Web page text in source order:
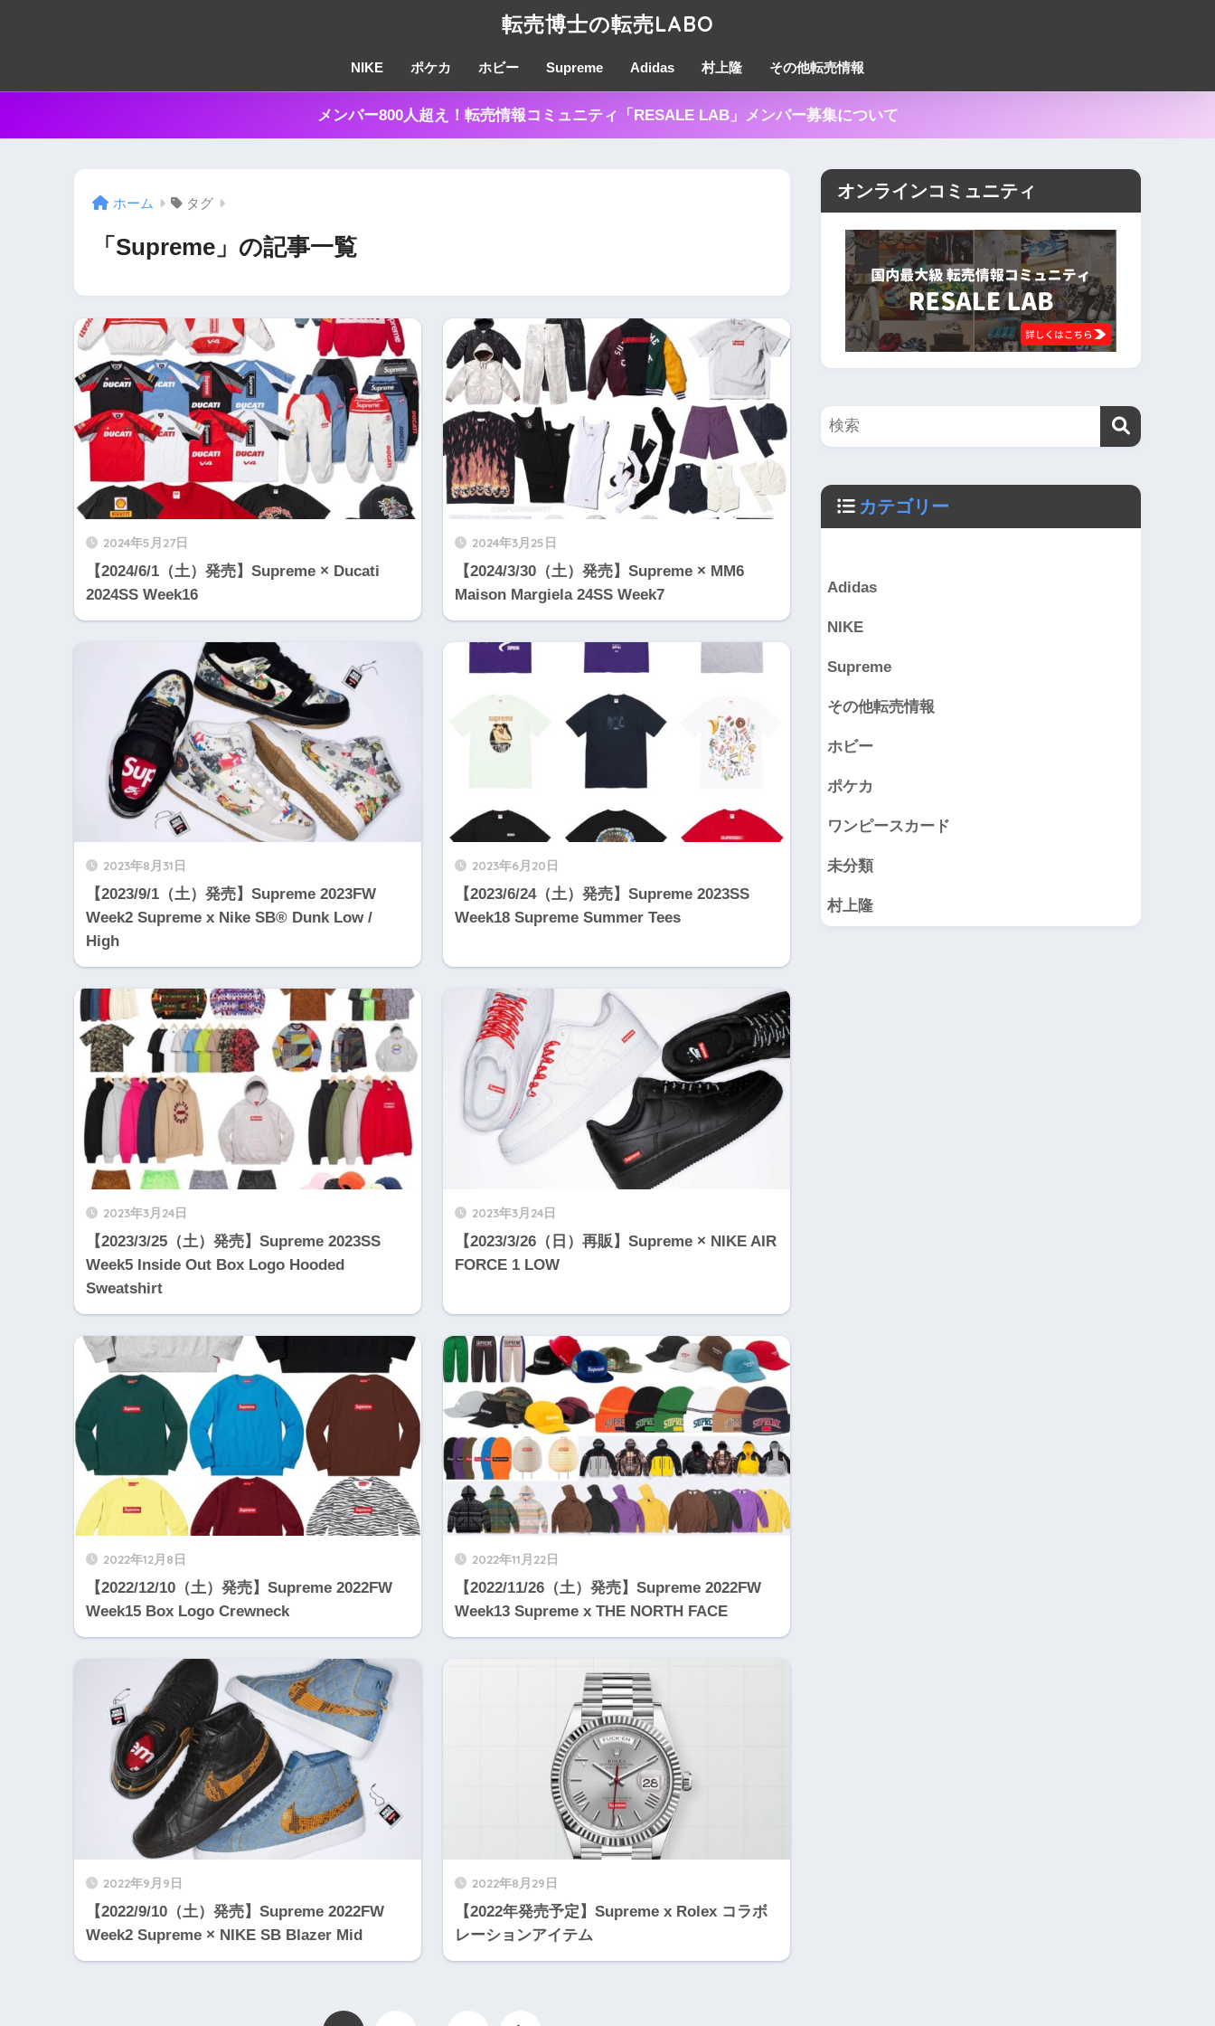
転売博士の転売LABO
NIKE ポケカ ホビー Supreme Adidas 村上隆 その他転売情報
メンバー800人超え！転売情報コミュニティ「RESALE LAB」メンバー募集について
ホーム タグ
「Supreme」の記事一覧
2024年5月27日
【2024/6/1（土）発売】Supreme × Ducati
2024SS Week16
2024年3月25日
【2024/3/30（土）発売】Supreme × MM6
Maison Margiela 24SS Week7
2023年8月31日
【2023/9/1（土）発売】Supreme 2023FW
Week2 Supreme x Nike SB®︎ Dunk Low /
High
2023年6月20日
【2023/6/24（土）発売】Supreme 2023SS
Week18 Supreme Summer Tees
2023年3月24日
【2023/3/25（土）発売】Supreme 2023SS
Week5 Inside Out Box Logo Hooded
Sweatshirt
2023年3月24日
【2023/3/26（日）再販】Supreme × NIKE AIR
FORCE 1 LOW
2022年12月8日
【2022/12/10（土）発売】Supreme 2022FW
Week15 Box Logo Crewneck
2022年11月22日
【2022/11/26（土）発売】Supreme 2022FW
Week13 Supreme x THE NORTH FACE
2022年9月9日
【2022/9/10（土）発売】Supreme 2022FW
Week2 Supreme × NIKE SB Blazer Mid
2022年8月29日
【2022年発売予定】Supreme x Rolex コラボ
レーションアイテム
オンラインコミュニティ
カテゴリー
Adidas
NIKE
Supreme
その他転売情報
ホビー
ポケカ
ワンピースカード
未分類
村上隆